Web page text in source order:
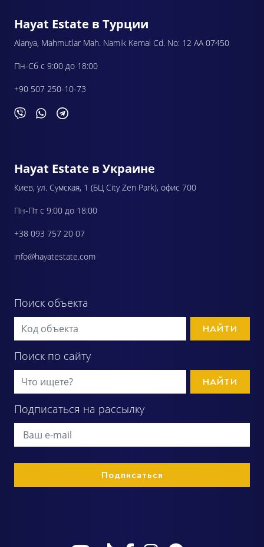
Hayat Estate в Турции
Alanya, Mahmutlar Mah. Namik Kemal Cd. No: 12 AA 07450
Пн-Сб с 9:00 до 18:00
+90 507 250-10-73
Hayat Estate в Украине
Киев, ул. Сумская, 1 (БЦ City Zen Park), офис 700
Пн-Пт с 9:00 до 18:00
+38 093 757 20 07
info@hayatestate.com
Поиск объекта
НАЙТИ
Поиск по сайту
НАЙТИ
Подписаться на рассылку